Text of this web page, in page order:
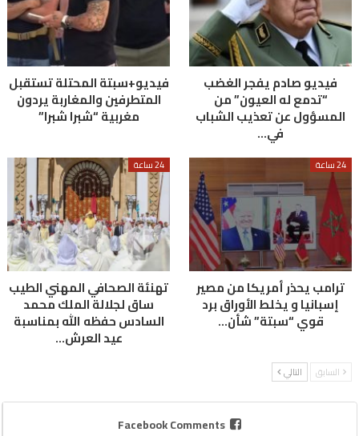
فيديو صادم يفجر الغضب
“تدمع له العيون” من
المسؤول عن تعذيب الشباب
في…
فيديو+سبتة المحتلة تستقبل
المتطرفين والمغاربة يردون
مغربية “شبرا شبرا”
24 ساعة
ترامب يحذر أمريكا من مصير
إسبانيا و يخلط الأوراق برد
قوي “سبتة” شأن…
24 ساعة
تهنئة الصحافي المهني الطيب
ساق لجلالة الملك محمد
السادس حفظه الله بمناسبة
عيد العرش…
السابق التالي
Facebook Comments